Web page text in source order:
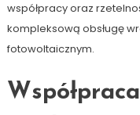
współpracy oraz
kompleksową obsługę
fotowoltaicznym.